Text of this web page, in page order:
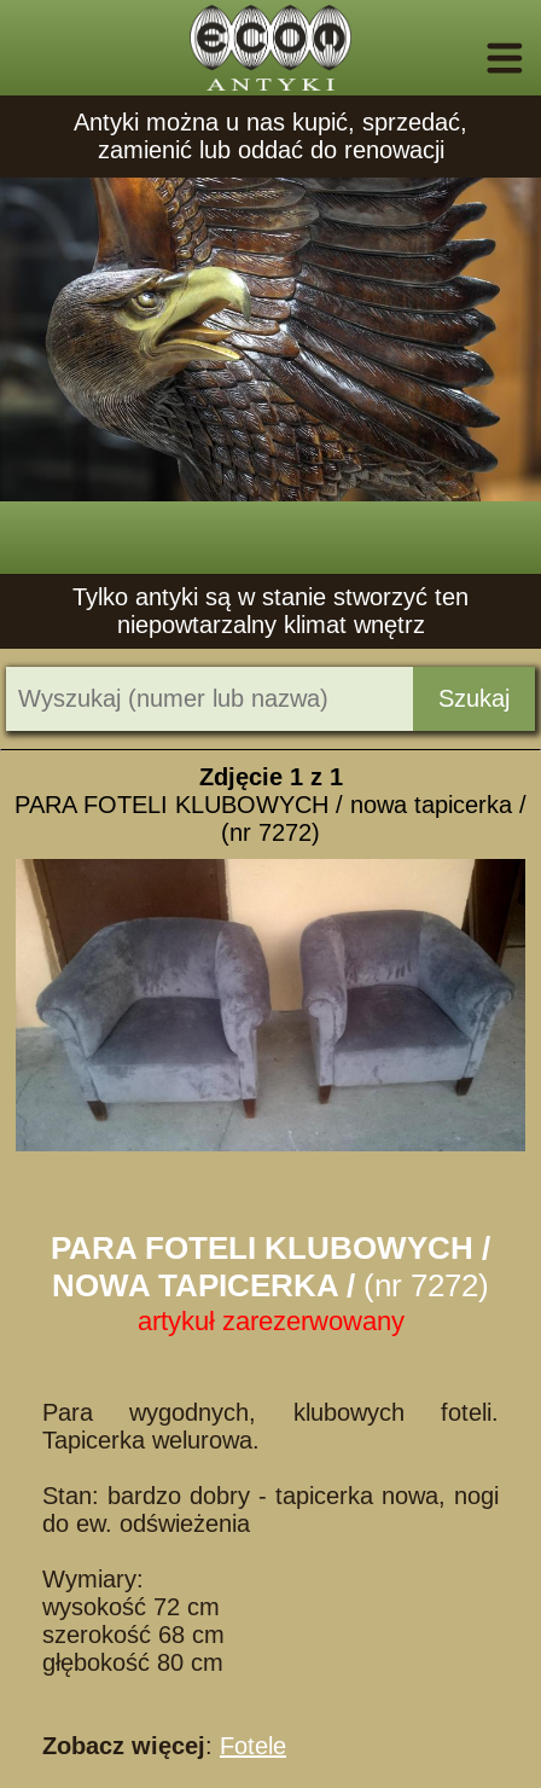
Antyki można u nas kupić, sprzedać,
zamienić lub oddać do renowacji
Tylko antyki są w stanie stworzyć ten
niepowtarzalny klimat wnętrz
Szukaj
Zdjęcie 1z 1
PARA FOTELI KLUBOWYCH / nowa tapicerka /
(nr 7272)
PARA FOTELI KLUBOWYCH /
NOWA TAPICERKA / (nr 7272)
artykuł zarezerwowany
Para wygodnych, klubowych foteli.
Tapicerka welurowa.
Stan: bardzo dobry - tapicerka nowa, nogi
do ew. odświeżenia
Wymiary:
wysokość 72 cm
szerokość 68 cm
głębokość 80 cm
Zobacz więcej: Fotele